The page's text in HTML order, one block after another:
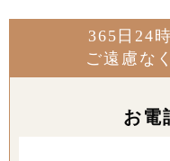
365日24
ご遠慮な
お電